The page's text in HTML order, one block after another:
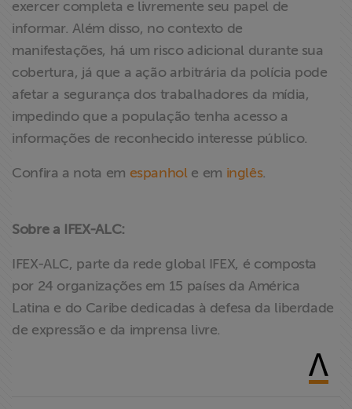
exercer completa e livremente seu papel de
informar. Além disso, no contexto de
manifestações, há um risco adicional durante sua
cobertura, já que a ação arbitrária da polícia pode
afetar a segurança dos trabalhadores da mídia,
impedindo que a população tenha acesso a
informações de reconhecido interesse público.
Confira a nota em espanhole em inglês.
Sobre a IFEX-ALC:
IFEX-ALC, parte da rede global IFEX, é composta
por 24 organizações em 15 países da América
Latina e do Caribe dedicadas à defesa da liberdade
de expressão e da imprensa livre.